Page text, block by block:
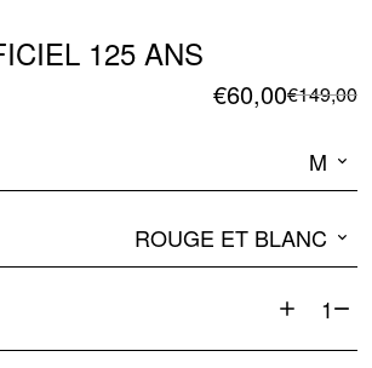
125 ANS
€149,00
€60,00
M
ROUGE ET BLANC
quantité
de